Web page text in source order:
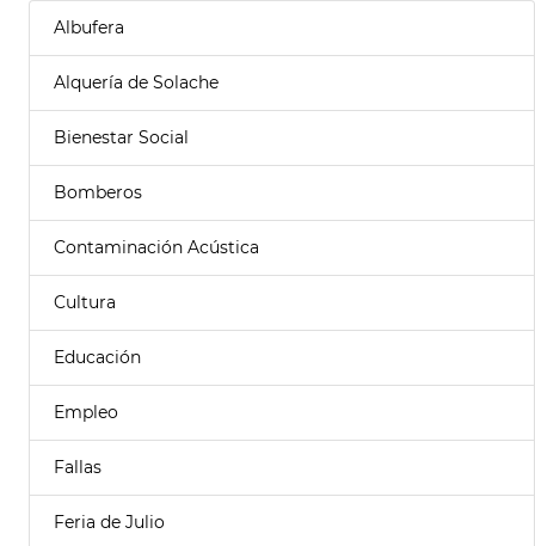
Albufera
Alquería de Solache
Bienestar Social
Bomberos
Contaminación Acústica
Cultura
Educación
Empleo
Fallas
Feria de Julio